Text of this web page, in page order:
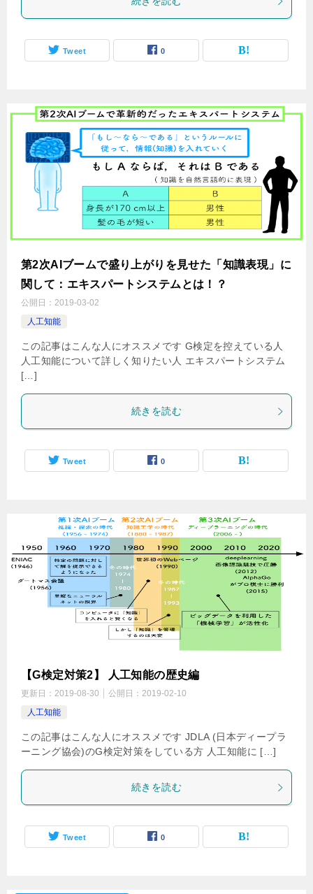
Tweet 0
第2次AIブームで盛り上がりを見せた「知識表現」に
関して：エキスパートシステムとは！？
公開日： 2019-03-02
人工知能
この記事はこんな人にオススメです G検定を控えている人
人工知能について詳しく知りたい人 エキスパートシステム
[…]
続きを読む
Tweet 0
【G検定対策2】 人工知能の歴史編
更新日： 2019-08-30 公開日： 2019-02-10
人工知能
この記事はこんな人にオススメです JDLA (日本ディープラ
ーニング協会)のG検定対策をしている方 人工知能に […]
続きを読む
Tweet 0